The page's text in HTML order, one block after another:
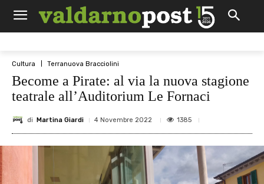
Cultura Terranuova Bracciolini
Become a Pirate: al via la nuova stagione
teatrale all’Auditorium Le Fornaci
di Martina Giardi 4 Novembre 2022 1385